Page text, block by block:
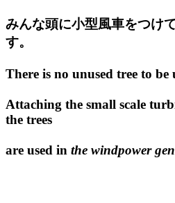
みんな頭に小型風車をつけ
す。
There is no unused tree to be
Attaching the small scale
the trees
are used in the windpower